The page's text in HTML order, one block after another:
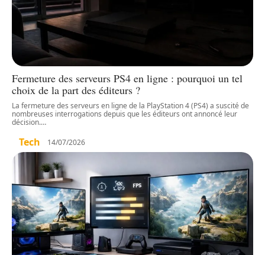
Fermeture des serveurs PS4 en ligne : pourquoi un tel
choix de la part des éditeurs ?
La fermeture des serveurs en ligne de la PlayStation 4 (PS4) a suscité de
nombreuses interrogations depuis que les éditeurs ont annoncé leur
décision.…
Tech 14/07/2026